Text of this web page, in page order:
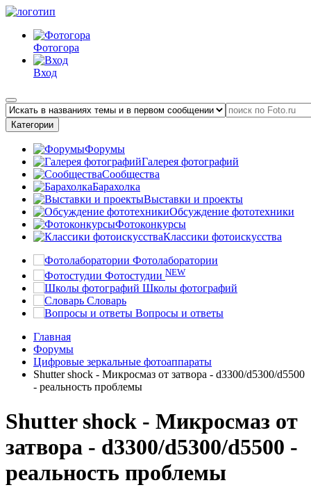
Фотогора
Вход
Категории
Форумы
Галерея фотографий
Сообщества
Барахолка
Выставки и проекты
Обсуждение фототехники
Фотоконкурсы
Классики фотоискусства
Фотолаборатории
Фотостудии NEW
Школы фотографий
Словарь
Вопросы и ответы
Главная
Форумы
Цифровые зеркальные фотоаппараты
Shutter shock - Микросмаз от затвора - d3300/d5300/d5500
- реальность проблемы
Shutter shock - Микросмаз от
затвора - d3300/d5300/d5500 -
реальность проблемы